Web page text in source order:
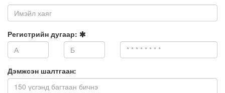
Имэйл
хаяг:
Регистрийн дугаар:
Дэмжсэн шалтгаан: